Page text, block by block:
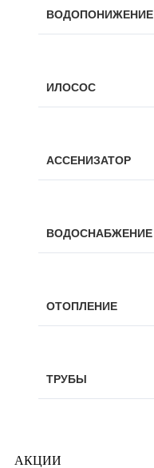
ВОДОПОНИЖЕНИЕ
ИЛОСОС
АССЕНИЗАТОР
ВОДОСНАБЖЕНИЕ
ОТОПЛЕНИЕ
ТРУБЫ
АКЦИИ